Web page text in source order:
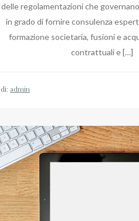
delle regolamentazioni che
in grado di fornire consulenza
formazione societaria, fusioni e
contrattuali e […]
di: admin